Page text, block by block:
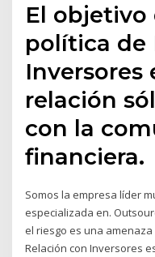
El objetivo
política de
Inversores
relación
con la
financiera.
Somos la empresa líder
especializada en.
el riesgo es una
Relación con Inversores